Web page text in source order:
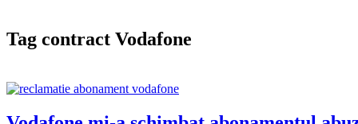
Tag contract Vodafone